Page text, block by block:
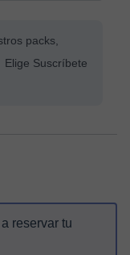
packs,
Suscríbete
reservar tu